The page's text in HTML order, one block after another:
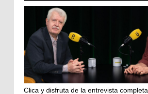
Clica y disfruta de la entrevista completa